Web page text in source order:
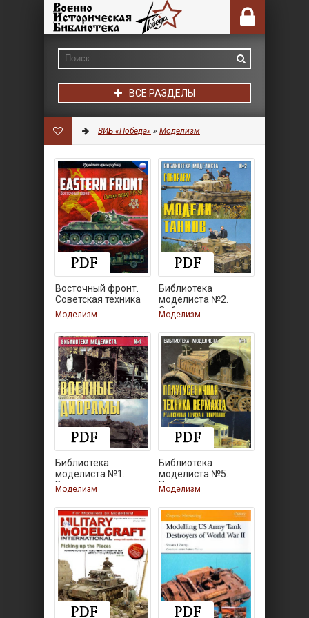
ВСЕ РАЗДЕЛЫ
ВИБ «Победа» » Моделизм
Восточный фронт.
Советская техника
Моделизм
Библиотека
моделиста №2.
Собираем
Моделизм
Библиотека
моделиста №1.
Военные диорамы
Моделизм
Библиотека
моделиста №5.
Полугусеничная
Моделизм